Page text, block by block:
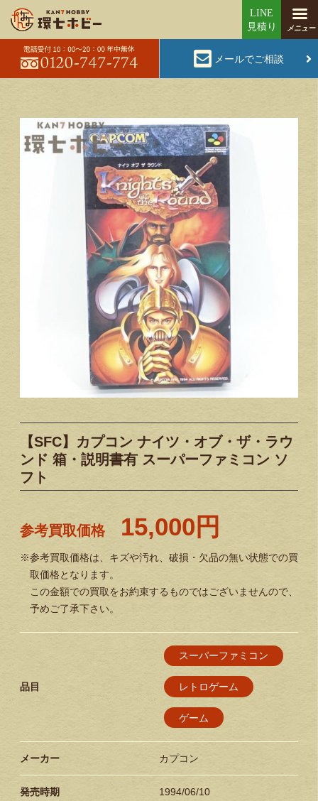
メールでご相談
【SFC】カプコン ナイツ・オブ・ザ・ラウ
ンド 箱・説明書有 スーパーファミコン ソ
フト
参考買取価格 15,000円
※参考買取価格は、キズや汚れ、破損・欠品の無い状態での買
取価格となります。
この金額での買取をお約束するものではございませんので、
予めご了承下さい。
品目
スーパーファミコン
レトロゲーム
ゲーム
メーカー カプコン
発売時期 1994/06/10